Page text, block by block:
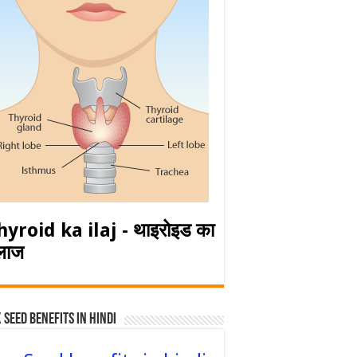
ka ilaj - थाइरोइड का
Benefits in hindi